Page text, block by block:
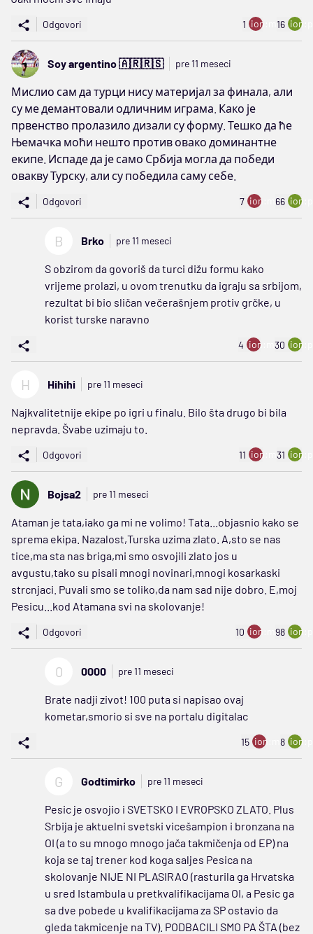
Odgovori 1 ion:minus
16
Soy argentino 🇦🇷🇷🇸 pre 11 meseci
Мислио сам да турци нису материјал за финала, али
су ме демантовали одличним играма. Како је
првенство пролазило дизали су форму. Тешко да ће
Њемачка моћи нешто против овако доминантне
екипе. Испаде да је само Србија могла да победи
овакву Турску, али су победила саму себе.
Odgovori 7 ion:minus
66
B Brko pre 11 meseci
S obzirom da govoriš da turci dižu formu kako
vrijeme prolazi, u ovom trenutku da igraju sa srbijom,
rezultat bi bio sličan večerašnjem protiv grčke, u
korist turske naravno
4 ion:minus
30
H Hihihi pre 11 meseci
Najkvalitetnije ekipe po igri u finalu. Bilo šta drugo bi bila
nepravda. Švabe uzimaju to.
Odgovori 11 ion:minus
31
Bojsa2 pre 11 meseci
Ataman je tata,iako ga mi ne volimo! Tata...objasnio kako se
sprema ekipa. Nazalost,Turska uzima zlato. A,sto se nas
tice,ma sta nas briga,mi smo osvojili zlato jos u
avgustu,tako su pisali mnogi novinari,mnogi kosarkaski
strcnjaci. Puvali smo se toliko,da nam sad nije dobro. E,moj
Pesicu...kod Atamana svi na skolovanje!
Odgovori 10 ion:minus
98
0 0000 pre 11 meseci
Brate nadji zivot! 100 puta si napisao ovaj
kometar,smorio si sve na portalu digitalac
15 ion:minus
8
G Godtimirko pre 11 meseci
Pesic je osvojio i SVETSKO I EVROPSKO ZLATO. Plus
Srbija je aktuelni svetski vicešampion i bronzana na
OI (a to su mnogo mnogo jača takmičenja od EP) na
koja se taj trener kod koga saljes Pesica na
skolovanje NIJE NI PLASIRAO (rasturila ga Hrvatska
u sred Istambula u pretkvalifikacijama OI, a Pesic ga
sa dve pobede u kvalifikacijama za SP ostavio da
gleda takmicenje na TV). PODBACILI SMO PA ŠTA (bez